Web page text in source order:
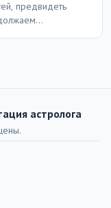
предвидеть
астролога